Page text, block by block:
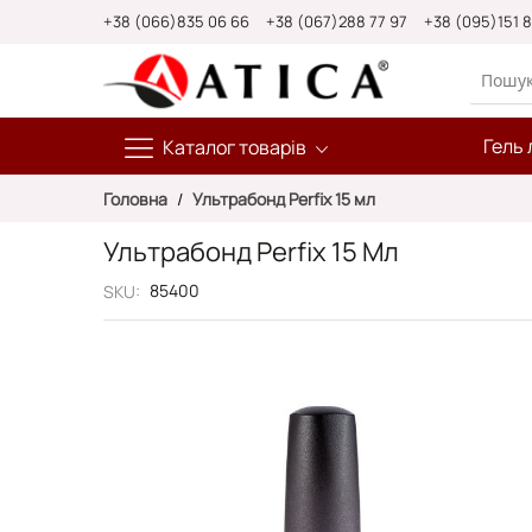
+38 (066)835 06 66 +38 (067)288 77 97 +38 (095)151
Каталог товарів Гель
Головна Ультрабонд Perfix 15 мл
Ультрабонд Perfix 15 Мл
SKU 85400